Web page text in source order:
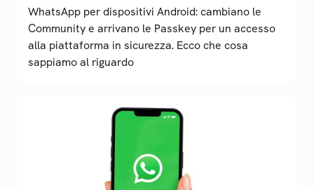
WhatsApp per dispositivi Android: cambiano le
Community e arrivano le Passkey per un accesso
alla piattaforma in sicurezza. Ecco che cosa
sappiamo al riguardo